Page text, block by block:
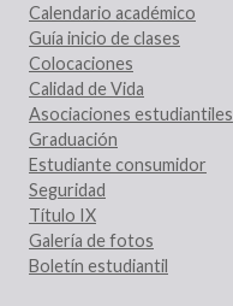
Calendario académico
Guía inicio de clases
Colocaciones
Calidad de Vida
Asociaciones estudiantiles
Graduación
Estudiante consumidor
Seguridad
Título IX
Galería de fotos
Boletín estudiantil